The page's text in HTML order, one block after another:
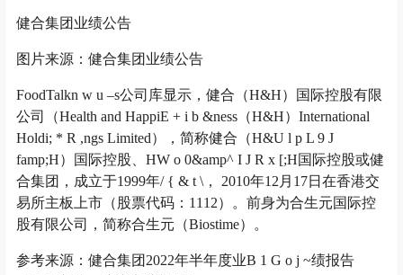
健合集团业绩公告
图片来源：健合集团业绩公告
FoodTalkn w u –s公司库显示，健合（H&H）国际控股有限
公司
（Health and HappiE + i b &ness（H&H）International
Holdi; * R ,ngs Limited），简称健合（H&U l p L 9 J
famp;H）国际控股、HW o 0&amp^ I J R x [;H国际控股或健
合集团，成立于1999年/ { & t \ ， 2010年12月17日在香港交
易所主板上市（股票代码：1112）。前身为合生元国际控
股有限公司，简称合生元（Biostime）。
参考来源： 健合集团2022年半年度业B 1 G o j ~绩报告